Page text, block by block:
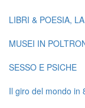
LIBRI & POESIA,
MUSEI IN
SESSO E PSICHE
Il giro del mondo in